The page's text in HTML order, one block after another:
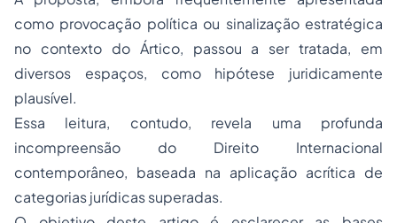
como provocação política ou sinalização estratégica
no contexto do Ártico, passou a ser tratada, em
diversos espaços, como hipótese juridicamente
plausível.
Essa leitura, contudo, revela uma profunda
incompreensão do Direito Internacional
contemporâneo, baseada na aplicação acrítica de
categorias jurídicas superadas.